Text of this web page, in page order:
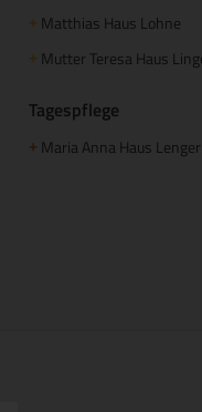
+ Matthias Haus Lohne
+ Mutter Teresa Haus
Tagespflege
+ Maria Anna Haus